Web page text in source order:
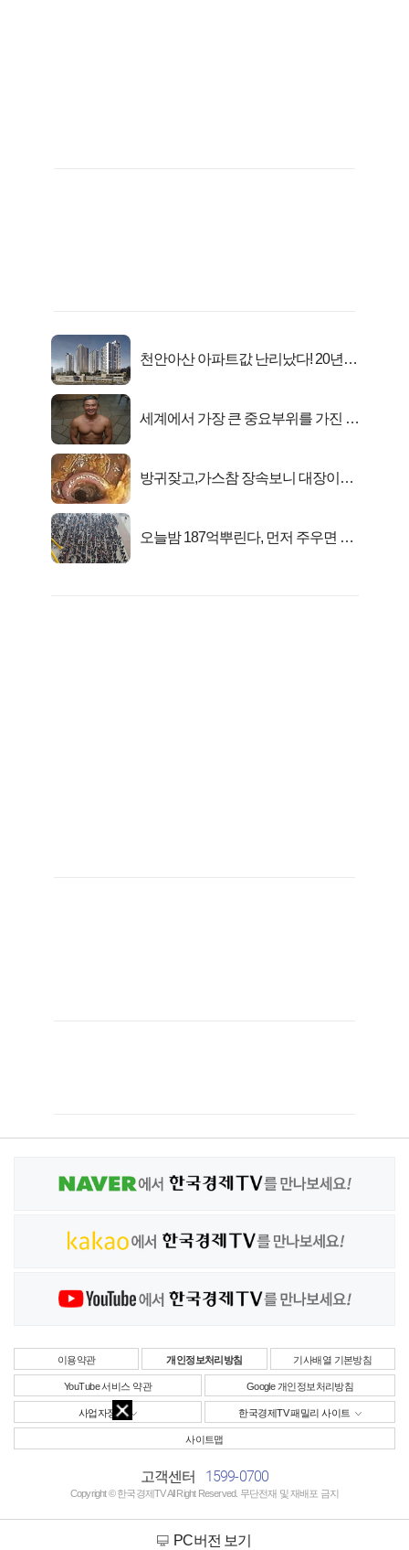
천안아산 아파트값 난리났다! 20년
세계에서 가장 큰 중요부위를 가진 남
방귀잦고,가스참 장속보니 대장이아
오늘밤 187억뿌린다, 먼저 주우면 최
이용약관 개인정보처리방침 기사배열 기본방침
YouTube 서비스 약관 Google 개인정보처리방침
사업자정보 한국경제TV 패밀리 사이트
사이트맵
고객센터 1599-0700
Copyright © 한국경제TV All Right Reserved. 무단전재 및 재배포 금지
PC버전 보기